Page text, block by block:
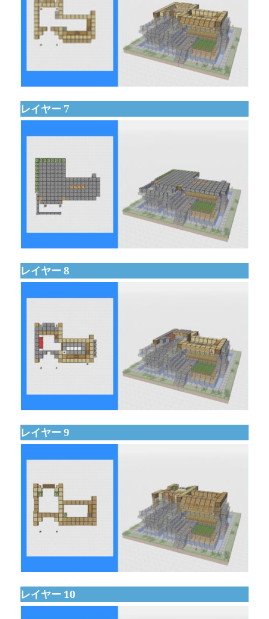
レイヤー 7
レイヤー 8
レイヤー 9
レイヤー 10